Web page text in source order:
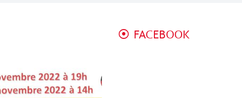
FACEBOOK